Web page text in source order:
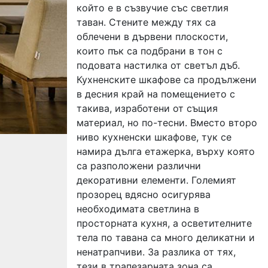
който е в съзвучие със светлия
таван. Стените между тях са
облечени в дървени плоскости,
които пък са подбрани в тон с
подовата настилка от светъл дъб.
Кухненските шкафове са продължени
в десния край на помещението с
такива, изработени от същия
материал, но по-тесни. Вместо второ
ниво кухненски шкафове, тук се
намира дълга етажерка, върху която
са разположени различни
декоративни елементи. Големият
прозорец вдясно осигурява
необходимата светлина в
просторната кухня, а осветителните
тела по тавана са много деликатни и
ненатрапчиви. За разлика от тях,